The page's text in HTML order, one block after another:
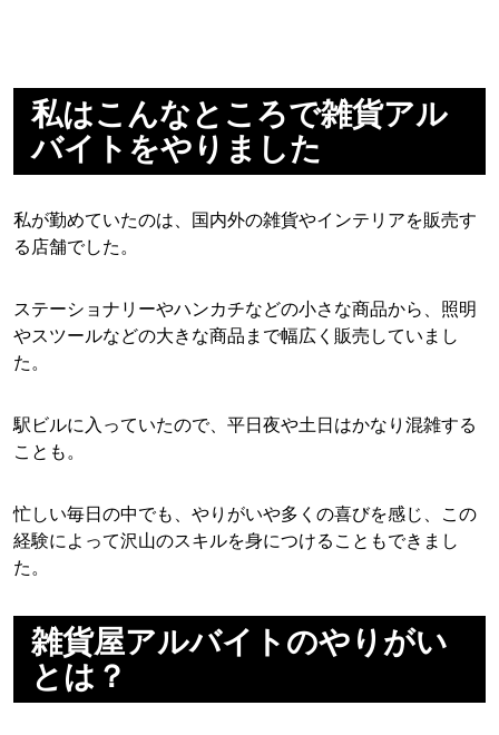
私はこんなところで雑貨アル
バイトをやりました
私が勤めていたのは、国内外の雑貨やインテリアを販売す
る店舗でした。
ステーショナリーやハンカチなどの小さな商品から、照明
やスツールなどの大きな商品まで幅広く販売していまし
た。
駅ビルに入っていたので、平日夜や土日はかなり混雑する
ことも。
忙しい毎日の中でも、やりがいや多くの喜びを感じ、この
経験によって沢山のスキルを身につけることもできまし
た。
雑貨屋アルバイトのやりがい
とは？